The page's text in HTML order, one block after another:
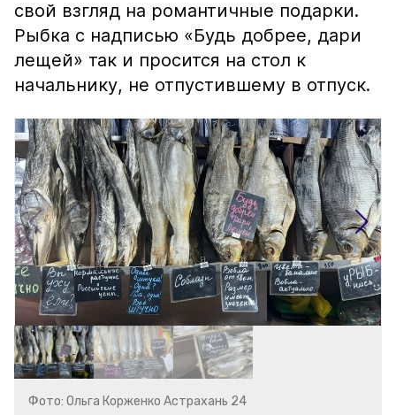
свой взгляд на романтичные подарки.
Рыбка с надписью «Будь добрее, дари
лещей» так и просится на стол к
начальнику, не отпустившему в отпуск.
Фото: Ольга Корженко Астрахань 24